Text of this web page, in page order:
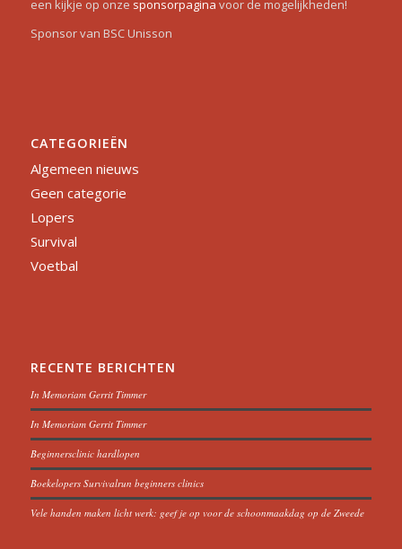
een kijkje op onze sponsorpagina voor de mogelijkheden!
Sponsor van BSC Unisson
CATEGORIEËN
Algemeen nieuws
Geen categorie
Lopers
Survival
Voetbal
RECENTE BERICHTEN
In Memoriam Gerrit Timmer
In Memoriam Gerrit Timmer
Beginnersclinic hardlopen
Boekelopers Survivalrun beginners clinics
Vele handen maken licht werk: geef je op voor de schoonmaakdag op de Zweede